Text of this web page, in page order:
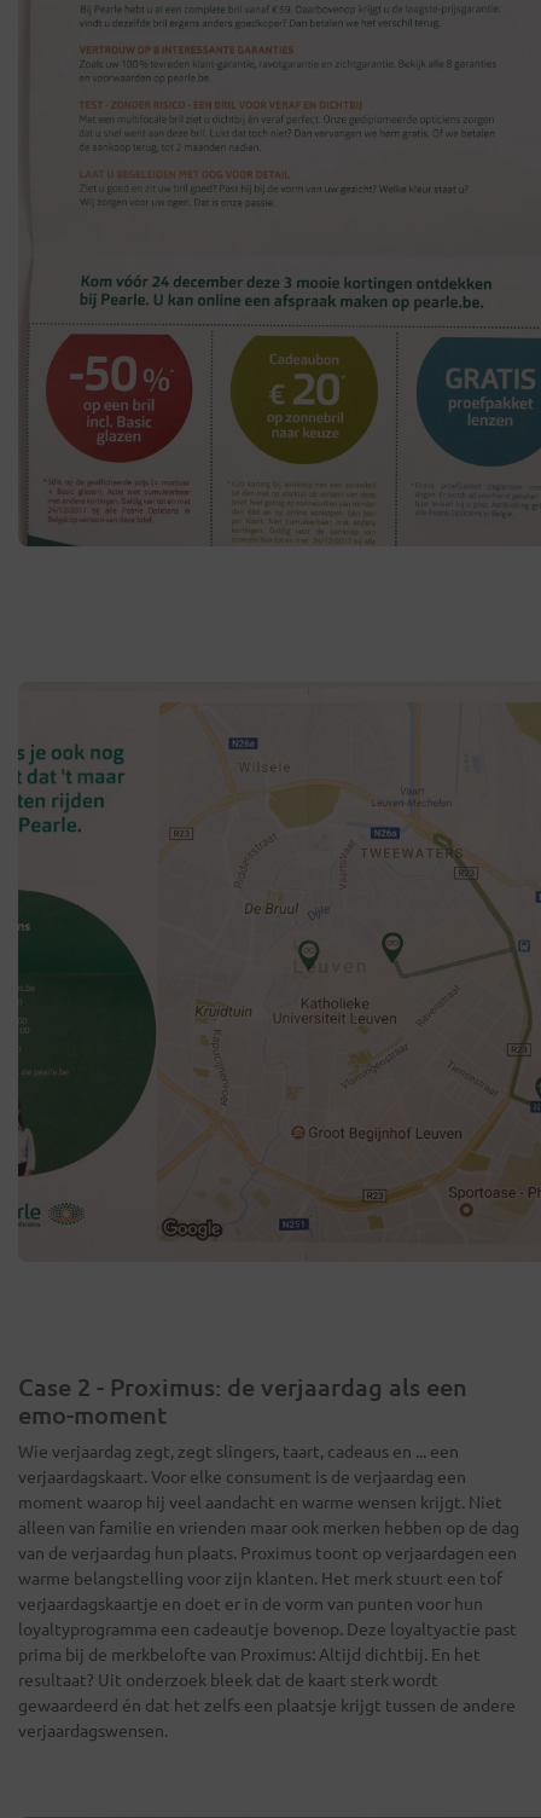
Case 2 - Proximus: de verjaardag als een
emo-moment
Wie verjaardag zegt, zegt slingers, taart, cadeaus en ... een
verjaardagskaart. Voor elke consument is de verjaardag een
moment waarop hij veel aandacht en warme wensen krijgt. Niet
alleen van familie en vrienden maar ook merken hebben op de dag
van de verjaardag hun plaats. Proximus toont op verjaardagen een
warme belangstelling voor zijn klanten. Het merk stuurt een tof
verjaardagskaartje en doet er in de vorm van punten voor hun
loyaltyprogramma een cadeautje bovenop. Deze loyaltyactie past
prima bij de merkbelofte van Proximus: Altijd dichtbij. En het
resultaat? Uit onderzoek bleek dat de kaart sterk wordt
gewaardeerd én dat het zelfs een plaatsje krijgt tussen de andere
verjaardagswensen.